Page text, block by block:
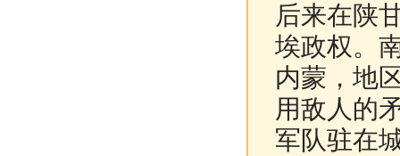
后来在陕
埃政权。
内蒙，地
用敌人的
军队驻在